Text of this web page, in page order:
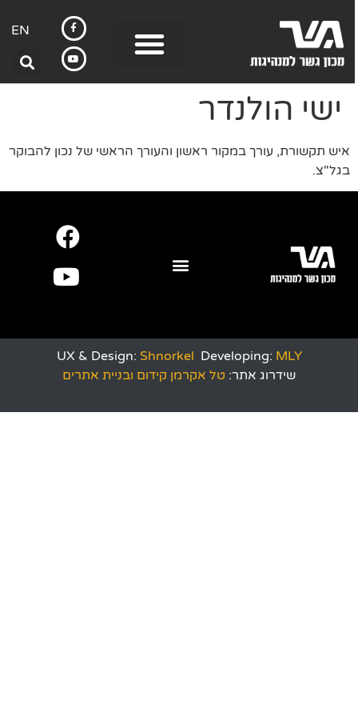
EN
ישי הולנדר
איש תקשורת, עורך במקור ראשון והעורך הראשי של נכון להבוקר
בגל"צ.
UX & Design:Shnorkel Developing:MLY
שידרוג אתר: טל אקרמן קידום ובניית אתרים